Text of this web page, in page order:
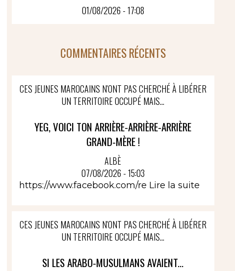
01/08/2026 - 17:08
COMMENTAIRES RÉCENTS
CES JEUNES MAROCAINS N'ONT PAS CHERCHÉ À LIBÉRER
UN TERRITOIRE OCCUPÉ MAIS...
YEG, VOICI TON ARRIÈRE-ARRIÈRE-ARRIÈRE
GRAND-MÈRE !
ALBÈ
07/08/2026 - 15:03
https://www.facebook.com/re Lire la suite
CES JEUNES MAROCAINS N'ONT PAS CHERCHÉ À LIBÉRER
UN TERRITOIRE OCCUPÉ MAIS...
SI LES ARABO-MUSULMANS AVAIENT...